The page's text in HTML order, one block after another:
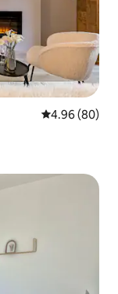
Calificación
4.96 (80)